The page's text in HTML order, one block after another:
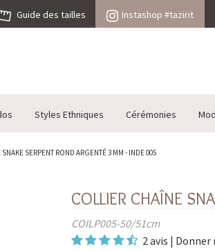
Guide des tailles Instashop #tazirit
Styles Ethniques Cérémonies
SERPENT ROND ARGENTÉ 3 MM - INDE 005
COLLIER CHAÎNE
COILP005-50/51cm
2 avis | Donner